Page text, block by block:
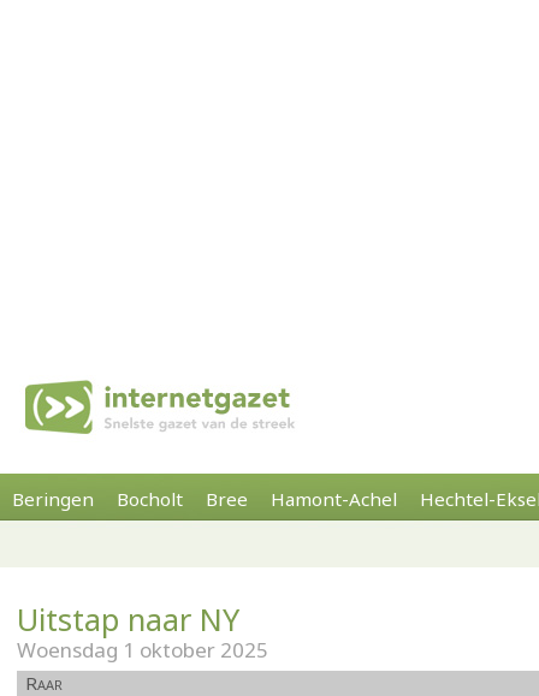
Beringen Bocholt Bree Hamont-Achel Hechtel-
Uitstap naar NY
Woensdag 1 oktober 2025
Raar